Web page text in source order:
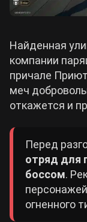
Найденная
компании
причале
меч
откажется и
Перед
отряд для
боссом.
огненного